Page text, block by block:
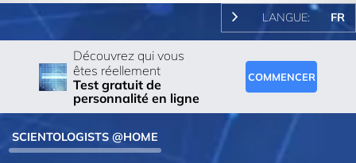
LANGUE: FR
Découvrez qui vous
êtes réellement
Test gratuit de
personnalité en ligne
COMMENCER
SCIENTOLOGISTS @HOME